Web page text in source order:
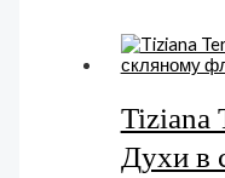
Tiziana
Духи в